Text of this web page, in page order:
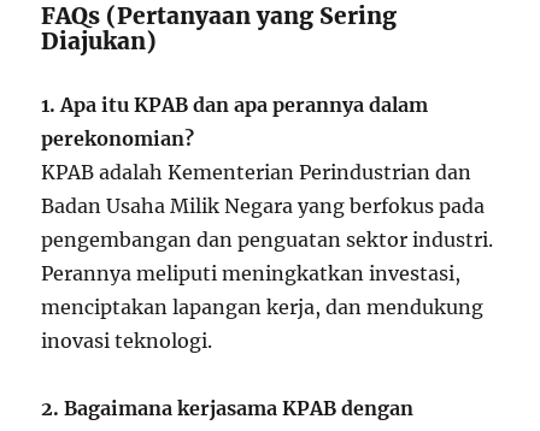
FAQs (Pertanyaan yang Sering
Diajukan)
1. Apa itu KPAB dan apa perannya dalam
perekonomian?
KPAB adalah Kementerian Perindustrian dan
Badan Usaha Milik Negara yang berfokus pada
pengembangan dan penguatan sektor industri.
Perannya meliputi meningkatkan investasi,
menciptakan lapangan kerja, dan mendukung
inovasi teknologi.
2. Bagaimana kerjasama KPAB dengan